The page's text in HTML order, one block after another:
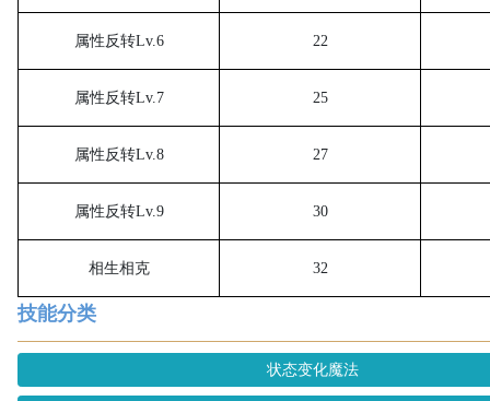
属性反转Lv.6 22
属性反转Lv.7 25
属性反转Lv.8 27
属性反转Lv.9 30
相生相克 32
技能分类
状态变化魔法